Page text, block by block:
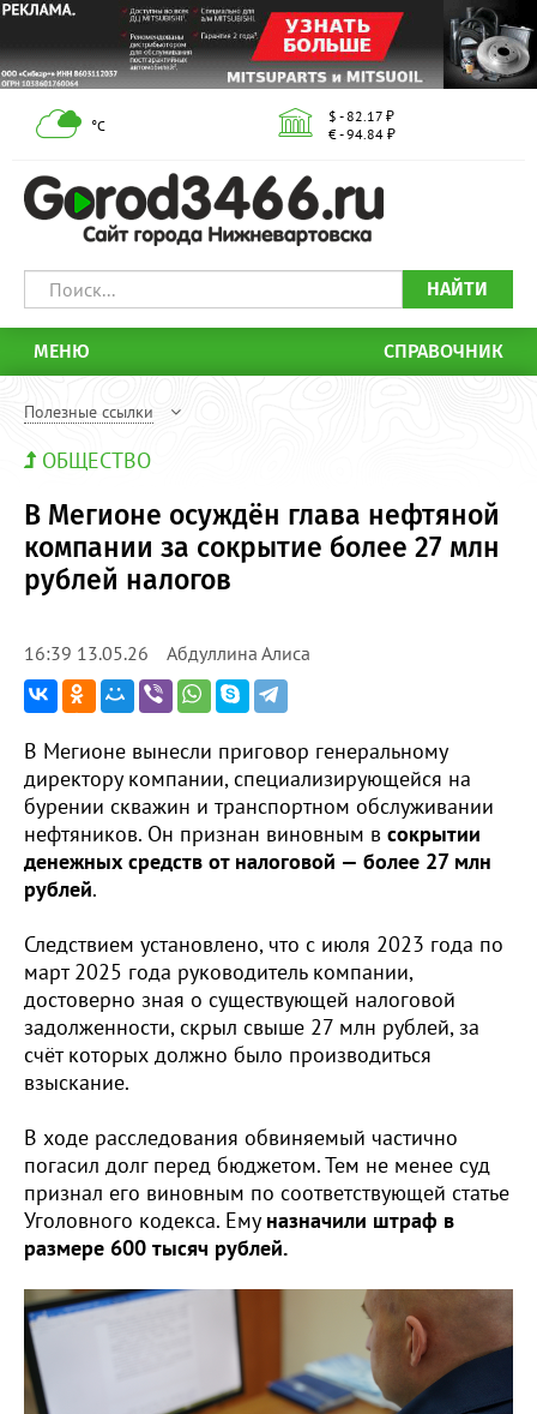
°С
$ - 82.17 ₽
€ - 94.84 ₽
НАЙТИ
МЕНЮ СПРАВОЧНИК
Полезные ссылки
ОБЩЕСТВО
В Мегионе осуждён глава нефтяной
компании за сокрытие более 27 млн
рублей налогов
16:39 13.05.26 Абдуллина Алиса
В Мегионе вынесли приговор генеральному
директору компании, специализирующейся на
бурении скважин и транспортном обслуживании
нефтяников. Он признан виновным в сокрытии
денежных средств от налоговой — более 27 млн
рублей.
Следствием установлено, что с июля 2023 года по
март 2025 года руководитель компании,
достоверно зная о существующей налоговой
задолженности, скрыл свыше 27 млн рублей, за
счёт которых должно было производиться
взыскание.
В ходе расследования обвиняемый частично
погасил долг перед бюджетом. Тем не менее суд
признал его виновным по соответствующей статье
Уголовного кодекса. Ему назначили штраф в
размере 600 тысяч рублей.